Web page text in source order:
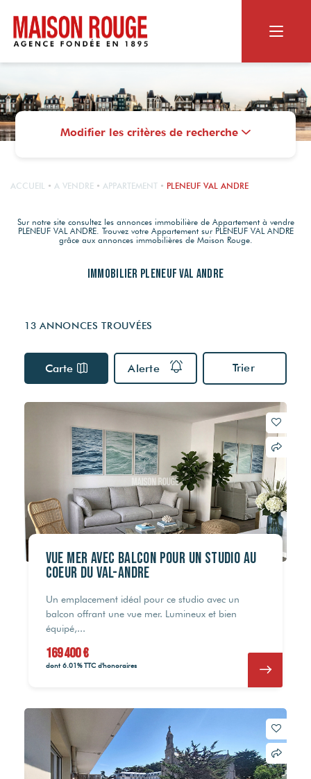
ACHETER
Appartement ou maison
Terrain
NOS SERVICES
Nos actualités
VOTRE FINANCEMENT
Simulateur de crédit
Estimation capacité d'endettement
Estimation des frais de notaire
VENDRE
Vendus par Maison Rouge
Estimation personnalisée
OUTILS DIGITAUX
DPE & DIAGNOSTICS
Audit énergétique
Assainissement
LE GROUPE
MAISON ROUGE
Qui sommes-nous ?
Nos partenaires
CONTACT
ESTIMER MON BIEN
RECRUTEMENT
© Maison Rouge 2026
Modifier les critères de recherche
ACCUEIL A VENDRE APPARTEMENT PLENEUF VAL ANDRE
Sur notre site consultez les annonces immobilière de Appartement à vendre
PLENEUF VAL ANDRE. Trouvez votre Appartement sur PLENEUF VAL ANDRE
grâce aux annonces immobilières de Maison Rouge.
Immobilier PLENEUF VAL ANDRE
13 ANNONCES TROUVÉES
Carte Alerte Trier
169 400 €
230 560 €
366 800 €
780 760 €
NC
1 285 200 €
884 340 €
NC
NC
169 400 €
230 560 €
366 800 €
780 760 €
NC
1 285 200 €
884 340 €
NC
NC
VUE MER AVEC BALCON POUR UN STUDIO AU
COEUR DU VAL-ANDRE
Un emplacement idéal pour ce studio avec un
balcon offrant une vue mer. Lumineux et bien
équipé,...
169 400 €
dont 6.01% TTC d'honoraires